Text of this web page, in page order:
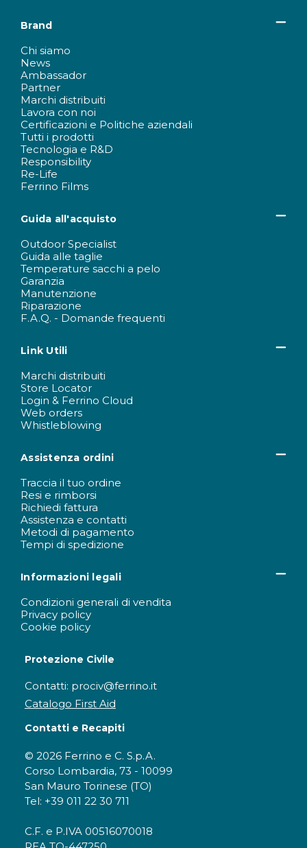
Brand
Chi siamo
News
Ambassador
Partner
Marchi distribuiti
Lavora con noi
Certificazioni e Politiche aziendali
Tutti i prodotti
Tecnologia e R&D
Responsibility
Re-Life
Ferrino Films
Guida all'acquisto
Outdoor Specialist
Guida alle taglie
Temperature sacchi a pelo
Garanzia
Manutenzione
Riparazione
F.A.Q. - Domande frequenti
Link Utili
Marchi distribuiti
Store Locator
Login & Ferrino Cloud
Web orders
Whistleblowing
Assistenza ordini
Traccia il tuo ordine
Resi e rimborsi
Richiedi fattura
Assistenza e contatti
Metodi di pagamento
Tempi di spedizione
Informazioni legali
Condizioni generali di vendita
Privacy policy
Cookie policy
Protezione Civile
Contatti: prociv@ferrino.it
Catalogo First Aid
Contatti e Recapiti
© 2026 Ferrino e C. S.p.A.
Corso Lombardia, 73 - 10099
San Mauro Torinese (TO)
Tel: +39 011 22 30 711
C.F. e P.IVA 00516070018